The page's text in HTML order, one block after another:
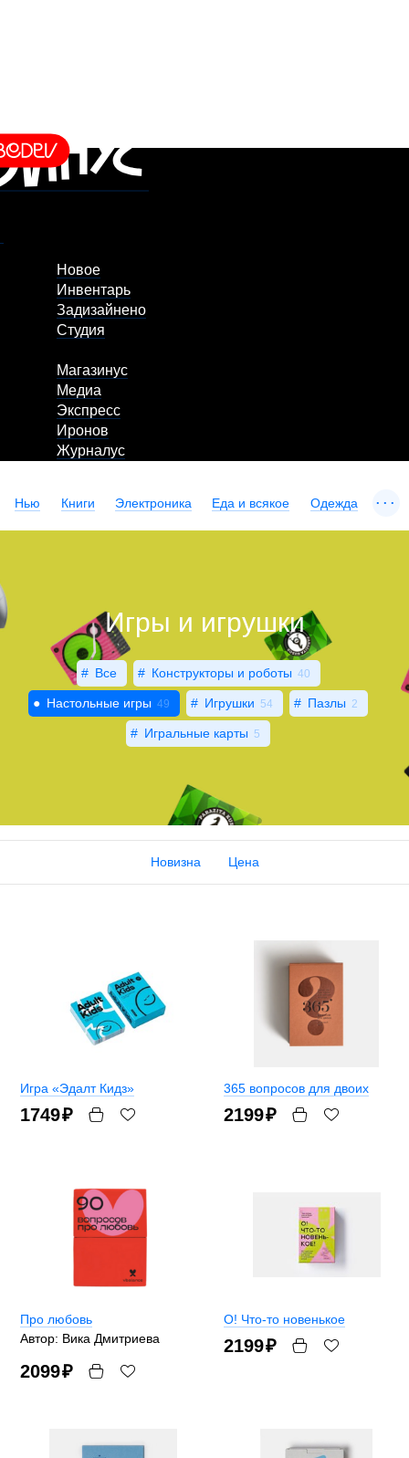
Новое
Инвентарь
Задизайнено
Студия
Магазинус
Медиа
Экспресс
Иронов
Журналус
Нью Книги Электроника Еда и всякое Одежда ...
Игры и игрушки
Все Конструкторы и роботы 40
Настольные игры 49 Игрушки 54 Пазлы 2
Игральные карты 5
Новизна Цена
Игра «Эдалт Кидз»
1749₽
365 вопросов для двоих
2199₽
Про любовь
Автор: Вика Дмитриева
2099₽
О! Что-то новенькое
2199₽